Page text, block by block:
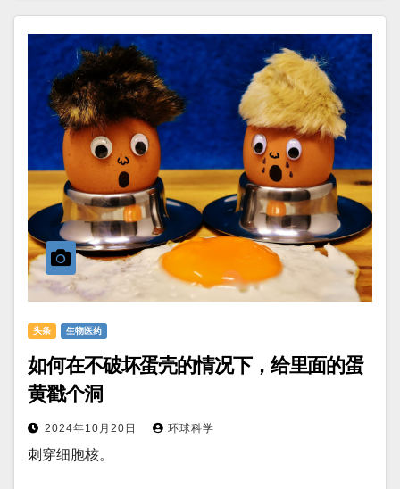
头条 生物医药
如何在不破坏蛋壳的情况下，给里面的蛋
黄戳个洞
2024年10月20日 环球科学
刺穿细胞核。